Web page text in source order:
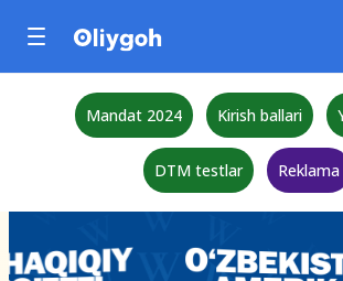
Mandat 2024 Kirish ballari
DTM testlar Reklama